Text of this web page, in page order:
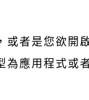
或者是您欲開
為應用程式或